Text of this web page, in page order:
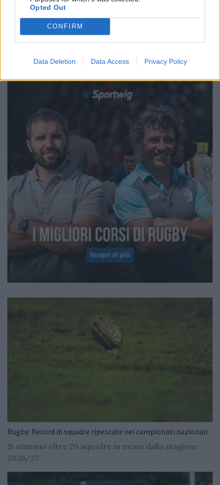
Opted Out
CONFIRM
Data Deletion Data Access Privacy Policy
← 1 2 3 4 →
Rugby: Record di squadre ripescate nei campionati nazionali
Si stimano oltre 20 squadre in meno dalla stagione
2026/27